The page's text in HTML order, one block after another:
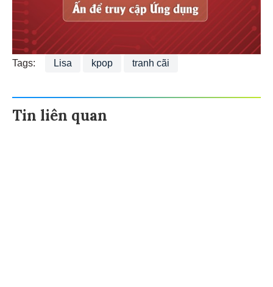
Tags: Lisa kpop tranh cãi
Tin liên quan